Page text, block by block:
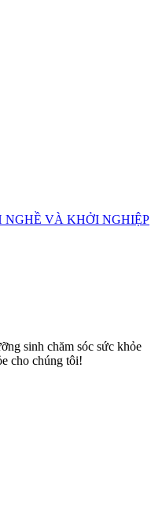
NGHỀ VÀ KHỞI NGHIỆP
sinh chăm sóc sức khỏe
cho chúng tôi!